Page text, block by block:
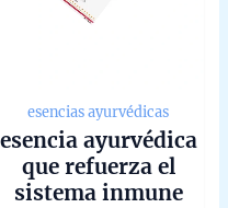
esencias ayurvédicas
esencia ayurvédica
que refuerza el
sistema inmune